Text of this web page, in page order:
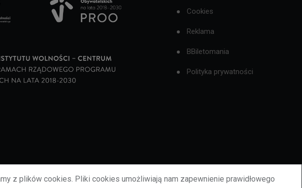
z plików cookies. Pliki cookies umożliwiają nam zapewnienie prawidłowego
Cookies
Reklama
BBiletomania
Polityka prywatności